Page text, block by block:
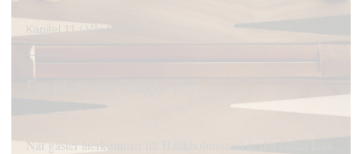
Kapitel 11 / Vår filosofi
När gäster återkommer till Hackholmssund är det sällan bara